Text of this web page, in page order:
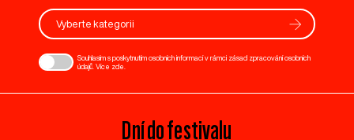
Vyberte kategorii
Souhlasím s poskytnutím osobních informací v rámci zásad zpracování osobních
údajů. Více zde
Dní do festivalu